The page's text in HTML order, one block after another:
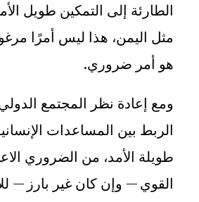
الطارئة إلى التمكين طويل
مثل اليمن، هذا ليس أمرًا
هو أمر ضروري.
ومع إعادة نظر المجتمع
الربط بين المساعدات الإنسانية
طويلة الأمد، من الضروري
القوي — وإن كان غير بارز —